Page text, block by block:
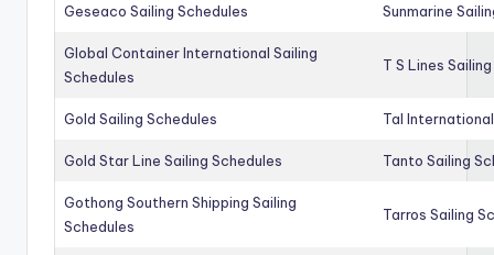
Geseaco Sailing Schedules Sunmarine
Global Container International Sailing
Schedules
T S Lines
Gold Sailing Schedules Tal
Gold Star Line Sailing Schedules Tanto Sailing
Gothong Southern Shipping Sailing
Schedules
Tarros Sailing